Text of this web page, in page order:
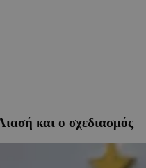
και ο σχεδιασμός